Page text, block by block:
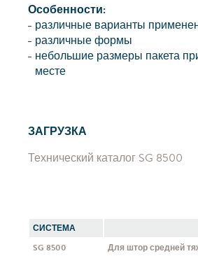
Особенности:
различные варианты
различные формы
небольшие размеры пакета
месте
ЗАГРУЗКА
Технический каталог SG 8500
СИСТЕМА
SG 8500
Для штор средней